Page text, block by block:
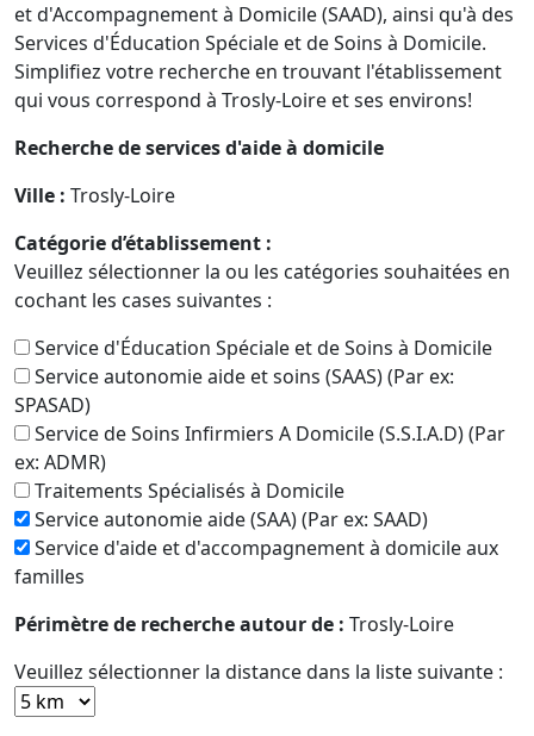
et d'Accompagnement à Domicile (SAAD), ainsi qu'à des
Services d'Éducation Spéciale et de Soins à Domicile.
Simplifiez votre recherche en trouvant l'établissement
qui vous correspond à Trosly-Loire et ses environs!
Recherche de services d'aide à domicile
Ville : Trosly-Loire
Catégorie d’établissement :
Veuillez sélectionner la ou les catégories souhaitées en
cochant les cases suivantes :
Service d'Éducation Spéciale et de Soins à Domicile
Service autonomie aide et soins (SAAS) (Par ex:
SPASAD)
Service de Soins Infirmiers A Domicile (S.S.I.A.D) (Par
ex: ADMR)
Traitements Spécialisés à Domicile
Service autonomie aide (SAA) (Par ex: SAAD)
Service d'aide et d'accompagnement à domicile aux
familles
Périmètre de recherche autour de : Trosly-Loire
Veuillez sélectionner la distance dans la liste suivante :